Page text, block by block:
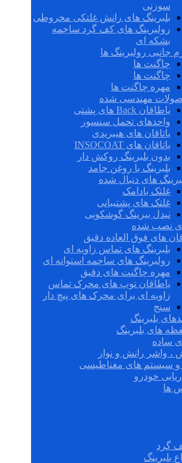
سوزنی
بلبرینگ های رانش غلتکی مخروطی
رولبرینگ های کف گرد ساچمه
بشکه ای
جانبی رولبرینگ ها
چاگنت ها
چاگنت ها
مهره چاگنت ها
مهندسی شده
یاطاقان Back های پشتی
واحدهای تحمل سنسور
یاتاقان های هیبریدی
یاتاقان های INSOCOAT
بدون بلبرینگ روکش دار
بلبرینگ با روغن جامد
های دنبال شده
غلتک بادامک
غلتک های پشتیبانی
نیدل بیرینگ گوشکوبی
نصب شده
های فوق العاده دقیق
بلبرینگ های تماس زاویه ای
رولبرینگ های ساچمه استوانه ای
مهره چاگنت های دقیق
یاطاقان توپ های محرک تماس
زاویه ای برای محرک های پیچ دار
سنج
بلبرینگ
های بلبرینگ
ساده
، واشر رانش و نوار
و سیستم های مغناطیسی
خودرو
ها
گرد
بلبرینگ